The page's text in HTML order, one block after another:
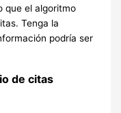
que el algoritmo
Tenga la
podría ser
de citas